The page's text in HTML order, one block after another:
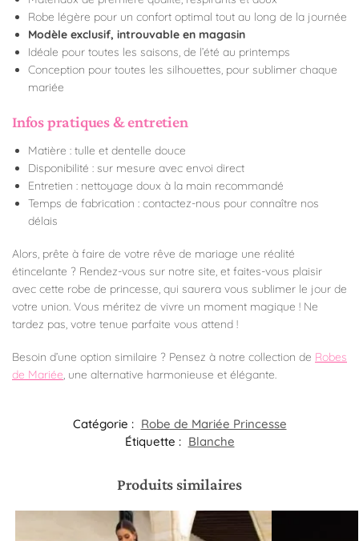
Robe légère pour un confort optimal tout au long de la journée
Modèle exclusif, introuvable en magasin
Idéale pour toutes les saisons, de l’été au printemps
Conception pour toutes les silhouettes, pour sublimer chaque
mariée
Infos pratiques & entretien
Matière : tulle et dentelle douce
Disponibilité : sur mesure avec envoi direct
Entretien : nettoyage doux à la main recommandé
Temps de fabrication : contactez-nous pour connaître nos
délais
Alors, prête à faire de votre rêve de mariage une réalité
étincelante ? Rendez-vous sur notre site, et faites-vous plaisir
avec cette robe de princesse, qui saurera vous sublimer le jour de
votre union. Vous méritez de vivre un moment magique ! Ne
tardez pas, votre tenue parfaite vous attend !
Besoin d’une option similaire ? Pensez à notre collection de Robes
de Mariée , une alternative harmonieuse et élégante.
Catégorie : Robe de Mariée Princesse
Étiquette : Blanche
Produits similaires